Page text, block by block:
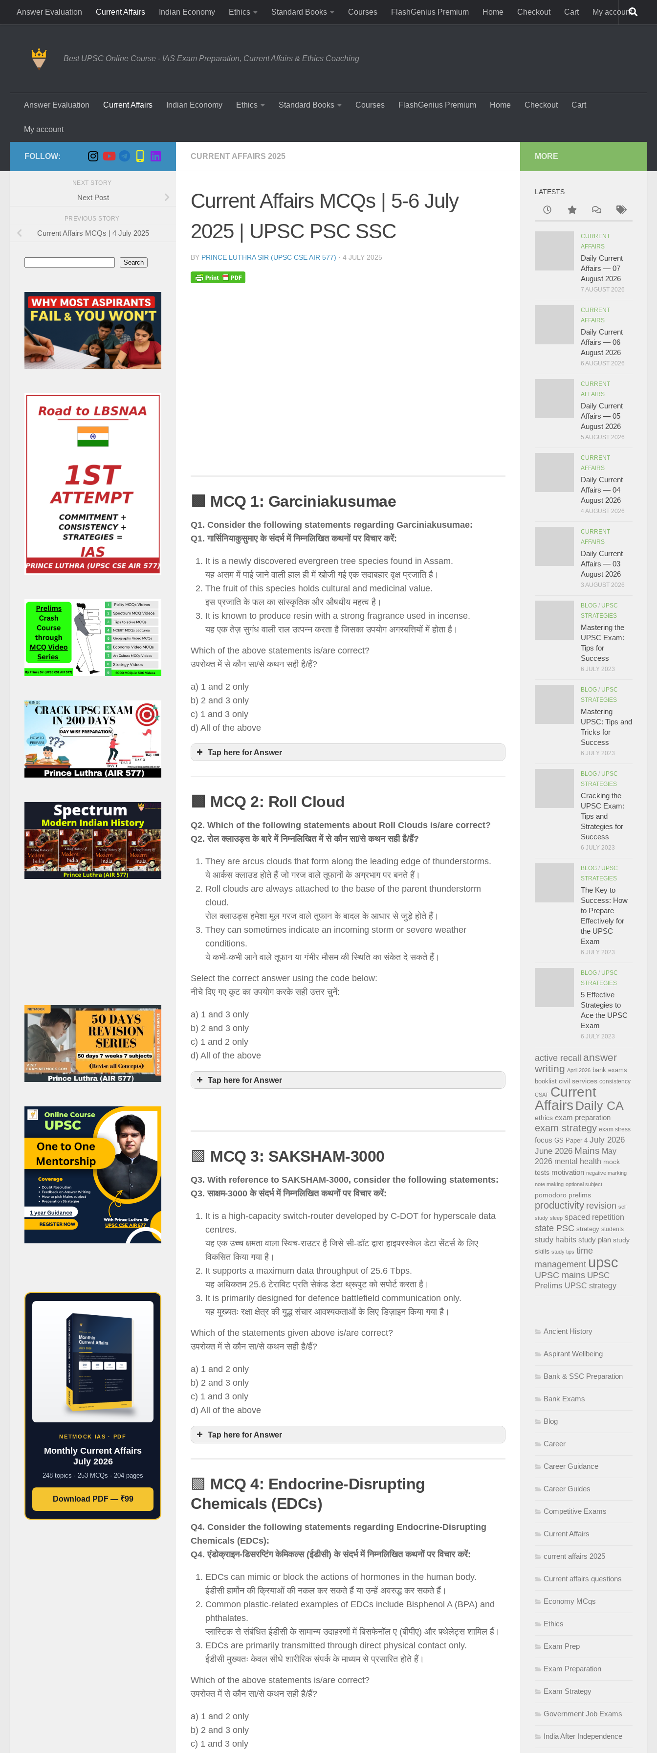
Skip to content
Answer Evaluation Current Affairs Indian Economy Ethics Standard Books Courses FlashGenius Premium Home Checkout Cart My account
Best UPSC Online Course - IAS Exam Preparation, Current Affairs & Ethics Coaching
Answer Evaluation Current Affairs Indian Economy Ethics Standard Books Courses FlashGenius Premium Home Checkout Cart
My account
CURRENT AFFAIRS 2025
Current Affairs MCQs | 5-6 July
2025 | UPSC PSC SSC
BY PRINCE LUTHRA SIR (UPSC CSE AIR 577) · 4 JULY 2025
🟩 MCQ 1: Garciniakusumae
Q1. Consider the following statements regarding Garciniakusumae:
Q1. गार्सिनियाकुसुमाए के संदर्भ में निम्नलिखित कथनों पर विचार करें:
It is a newly discovered evergreen tree species found in Assam.
यह असम में पाई जाने वाली हाल ही में खोजी गई एक सदाबहार वृक्ष प्रजाति है।
The fruit of this species holds cultural and medicinal value.
इस प्रजाति के फल का सांस्कृतिक और औषधीय महत्व है।
It is known to produce resin with a strong fragrance used in incense.
यह एक तेज़ सुगंध वाली राल उत्पन्न करता है जिसका उपयोग अगरबत्तियों में होता है।
Which of the above statements is/are correct?
उपरोक्त में से कौन सा/से कथन सही है/हैं?
a) 1 and 2 only
b) 2 and 3 only
c) 1 and 3 only
d) All of the above
Tap here for Answer
Statement 1 is correct Garciniakusumae
Statement 2 is correct
Statement 3 is incorrect
🟩 MCQ 2: Roll Cloud
Q2. Which of the following statements about Roll Clouds is/are correct?
Q2. रोल क्लाउड्स के बारे में निम्नलिखित में से कौन सा/से कथन सही है/हैं?
They are arcus clouds that form along the leading edge of thunderstorms.
ये आर्कस क्लाउड होते हैं जो गरज वाले तूफानों के अग्रभाग पर बनते हैं।
Roll clouds are always attached to the base of the parent thunderstorm
cloud.
रोल क्लाउड्स हमेशा मूल गरज वाले तूफान के बादल के आधार से जुड़े होते हैं।
They can sometimes indicate an incoming storm or severe weather
conditions.
ये कभी-कभी आने वाले तूफान या गंभीर मौसम की स्थिति का संकेत दे सकते हैं।
Select the correct answer using the code below:
नीचे दिए गए कूट का उपयोग करके सही उत्तर चुनें:
a) 1 and 3 only
b) 2 and 3 only
c) 1 and 2 only
d) All of the above
Tap here for Answer
Statement 1 is correct
Statement 2 is incorrect
Statement 3 is correct
🟩 MCQ 3: SAKSHAM-3000
Q3. With reference to SAKSHAM-3000, consider the following statements:
Q3. साक्षम-3000 के संदर्भ में निम्नलिखित कथनों पर विचार करें:
It is a high-capacity switch-router developed by C-DOT for hyperscale data
centres.
यह एक उच्च क्षमता वाला स्विच-राउटर है जिसे सी-डॉट द्वारा हाइपरस्केल डेटा सेंटर्स के लिए
विकसित किया गया है।
It supports a maximum data throughput of 25.6 Tbps.
यह अधिकतम 25.6 टेराबिट प्रति सेकंड डेटा थ्रूपुट को सपोर्ट करता है।
It is primarily designed for defence battlefield communication only.
यह मुख्यतः रक्षा क्षेत्र की युद्ध संचार आवश्यकताओं के लिए डिज़ाइन किया गया है।
Which of the statements given above is/are correct?
उपरोक्त में से कौन सा/से कथन सही है/हैं?
a) 1 and 2 only
b) 2 and 3 only
c) 1 and 3 only
d) All of the above
Tap here for Answer
Statement 1 is correct
Statement 2 is correct
Statement 3 is incorrect
🟩 MCQ 4: Endocrine-Disrupting
Chemicals (EDCs)
Q4. Consider the following statements regarding Endocrine-Disrupting
Chemicals (EDCs):
Q4. एंडोक्राइन-डिसरप्टिंग केमिकल्स (ईडीसी) के संदर्भ में निम्नलिखित कथनों पर विचार करें:
EDCs can mimic or block the actions of hormones in the human body.
ईडीसी हार्मोन की क्रियाओं की नकल कर सकते हैं या उन्हें अवरुद्ध कर सकते हैं।
Common plastic-related examples of EDCs include Bisphenol A (BPA) and
phthalates.
प्लास्टिक से संबंधित ईडीसी के सामान्य उदाहरणों में बिसफेनॉल ए (बीपीए) और फ़्थेलेट्स शामिल हैं।
EDCs are primarily transmitted through direct physical contact only.
ईडीसी मुख्यतः केवल सीधे शारीरिक संपर्क के माध्यम से प्रसारित होते हैं।
Which of the above statements is/are correct?
उपरोक्त में से कौन सा/से कथन सही है/हैं?
a) 1 and 2 only
b) 2 and 3 only
c) 1 and 3 only
FOLLOW:
NEXT STORY
Next Post
PREVIOUS STORY
Current Affairs MCQs | 4 July 2025
Search
NETMOCK IAS · PDF
Monthly Current Affairs
July 2026
248 topics · 253 MCQs · 204 pages
Download PDF — ₹99
MORE
LATESTS
CURRENT
AFFAIRS
Daily Current
Affairs — 07
August 2026
7 AUGUST 2026
CURRENT
AFFAIRS
Daily Current
Affairs — 06
August 2026
6 AUGUST 2026
CURRENT
AFFAIRS
Daily Current
Affairs — 05
August 2026
5 AUGUST 2026
CURRENT
AFFAIRS
Daily Current
Affairs — 04
August 2026
4 AUGUST 2026
CURRENT
AFFAIRS
Daily Current
Affairs — 03
August 2026
3 AUGUST 2026
BLOG / UPSC
STRATEGIES
Mastering the
UPSC Exam:
Tips for
Success
6 JULY 2023
BLOG / UPSC
STRATEGIES
Mastering
UPSC: Tips and
Tricks for
Success
6 JULY 2023
BLOG / UPSC
STRATEGIES
Cracking the
UPSC Exam:
Tips and
Strategies for
Success
6 JULY 2023
BLOG / UPSC
STRATEGIES
The Key to
Success: How
to Prepare
Effectively for
the UPSC
Exam
6 JULY 2023
BLOG / UPSC
STRATEGIES
5 Effective
Strategies to
Ace the UPSC
Exam
6 JULY 2023
active recall
answer
writing April 2026 bank exams
booklist civil services consistency
CSAT Current
Affairs Daily CA
ethics exam preparation
exam strategy exam stress
focus GS Paper 4 July 2026
June 2026 Mains May
2026 mental health mock
tests motivation negative marking
note making optional subject
pomodoro prelims
productivity revision self
study sleep spaced repetition
state PSC strategy students
study habits study plan study
skills study tips time
management upsc
UPSC mains UPSC
Prelims UPSC strategy
Ancient History
Aspirant Wellbeing
Bank & SSC Preparation
Bank Exams
Blog
Career
Career Guidance
Career Guides
Competitive Exams
Current Affairs
current affairs 2025
Current affairs questions
Economy MCqs
Ethics
Exam Prep
Exam Preparation
Exam Strategy
Government Job Exams
India After Independence